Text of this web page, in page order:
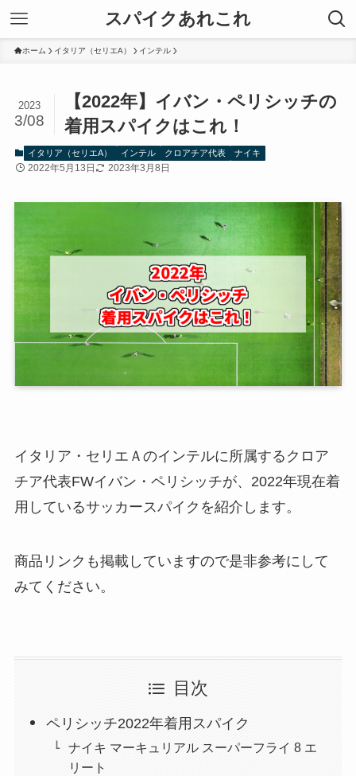
スパイクあれこれ
ホーム イタリア（セリエA） インテル
【2022年】イバン・ペリシッチの
着用スパイクはこれ！
2023
3/08
イタリア（セリエA） インテル クロアチア代表 ナイキ
2022年5月13日 2023年3月8日
イタリア・セリエＡのインテルに所属するクロア
チア代表FWイバン・ペリシッチが、2022年現在着
用しているサッカースパイクを紹介します。
商品リンクも掲載していますので是非参考にして
みてください。
目次
ペリシッチ2022年着用スパイク
ナイキ マーキュリアル スーパーフライ 8 エ
リート